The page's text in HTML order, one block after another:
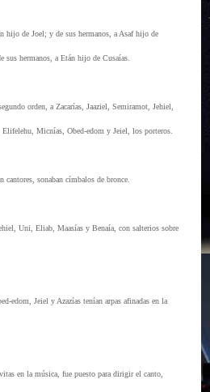
hijo de Joel; y de sus hermanos, a Asaf hijo de
hermanos, a Etán hijo de Cusaías.
orden, a Zacarías, Jaaziel, Semiramot, Jehiel,
Micnías, Obed-edom y Jeiel, los porteros.
sonaban címbalos de bronce.
Uni, Eliab, Maasías y Benaía, con salterios sobre
edom, Jeiel y Azazías tenían arpas afinadas en la
en la música, fue puesto para dirigir el canto,